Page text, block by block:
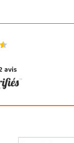
avis